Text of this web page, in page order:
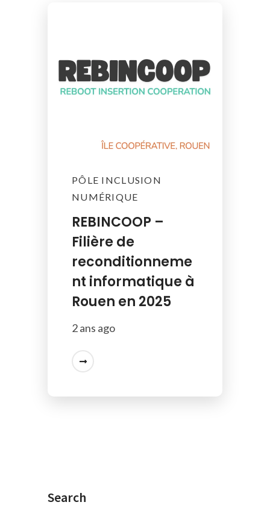
Search
PÔLE INCLUSION
NUMÉRIQUE
REBINCOOP –
Filière de
reconditionneme
nt informatique à
Rouen en 2025
2 ans ago